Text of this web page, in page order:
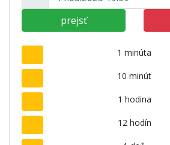
prejsť
1 minúta
10 minút
1 hodina
12 hodín